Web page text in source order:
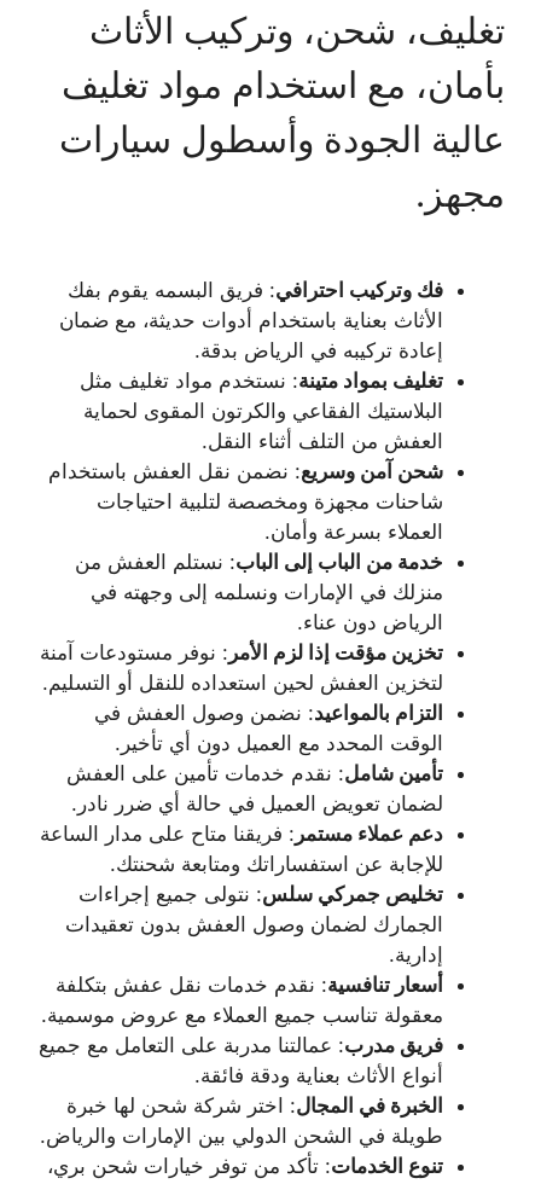
تغليف، شحن، وتركيب الأثاث
بأمان، مع استخدام مواد تغليف
عالية الجودة وأسطول سيارات
مجهز.
فك وتركيب احترافي: فريق البسمه يقوم بفك
الأثاث بعناية باستخدام أدوات حديثة، مع ضمان
إعادة تركيبه في الرياض بدقة.
تغليف بمواد متينة: نستخدم مواد تغليف مثل
البلاستيك الفقاعي والكرتون المقوى لحماية
العفش من التلف أثناء النقل.
شحن آمن وسريع: نضمن نقل العفش باستخدام
شاحنات مجهزة ومخصصة لتلبية احتياجات
العملاء بسرعة وأمان.
خدمة من الباب إلى الباب: نستلم العفش من
منزلك في الإمارات ونسلمه إلى وجهته في
الرياض دون عناء.
تخزين مؤقت إذا لزم الأمر : نوفر مستودعات آمنة
لتخزين العفش لحين استعداده للنقل أو التسليم.
التزام بالمواعيد: نضمن وصول العفش في
الوقت المحدد مع العميل دون أي تأخير.
تأمين شامل: نقدم خدمات تأمين على العفش
لضمان تعويض العميل في حالة أي ضرر نادر.
دعم عملاء مستمر : فريقنا متاح على مدار الساعة
للإجابة عن استفساراتك ومتابعة شحنتك.
تخليص جمركي سلس: نتولى جميع إجراءات
الجمارك لضمان وصول العفش بدون تعقيدات
إدارية.
أسعار تنافسية: نقدم خدمات نقل عفش بتكلفة
معقولة تناسب جميع العملاء مع عروض موسمية.
فريق مدرب: عمالتنا مدربة على التعامل مع جميع
أنواع الأثاث بعناية ودقة فائقة.
الخبرة في المجال: اختر شركة شحن لها خبرة
طويلة في الشحن الدولي بين الإمارات والرياض.
تنوع الخدمات: تأكد من توفر خيارات شحن بري،